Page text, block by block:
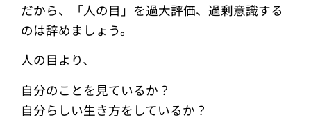
だから、「人の目」を過大評価、過剰意識する
のは辞めましょう。
人の目より、
自分のことを見ているか？
自分らしい生き方をしているか？